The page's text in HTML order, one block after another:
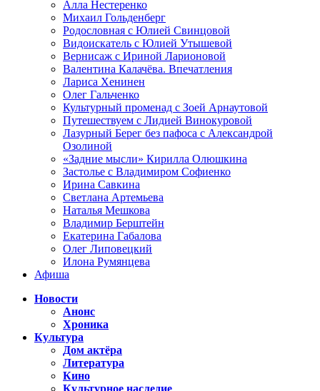
Алла Нестеренко
Михаил Гольденберг
Родословная с Юлией Свинцовой
Видоискатель с Юлией Утышевой
Вернисаж с Ириной Ларионовой
Валентина Калачёва. Впечатления
Лариса Хенинен
Олег Гальченко
Культурный променад с Зоей Арнаутовой
Путешествуем с Лидией Винокуровой
Лазурный Берег без пафоса с Александрой
Озолиной
«Задние мысли» Кирилла Олюшкина
Застолье с Владимиром Софиенко
Ирина Савкина
Светлана Артемьева
Наталья Мешкова
Владимир Берштейн
Екатерина Габалова
Олег Липовецкий
Илона Румянцева
Афиша
Новости
Анонс
Хроника
Культура
Дом актёра
Литература
Кино